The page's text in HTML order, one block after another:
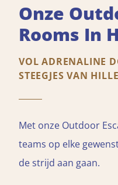
Onze
Rooms In
VOL ADRENALINE
STEEGJES VAN
Met onze Outdoor
teams op elke
de strijd aan gaan.